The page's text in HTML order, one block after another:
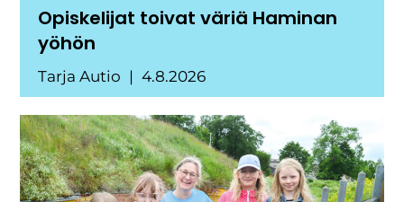
Opiskelijat toivat väriä Haminan
yöhön
Tarja Autio 4.8.2026